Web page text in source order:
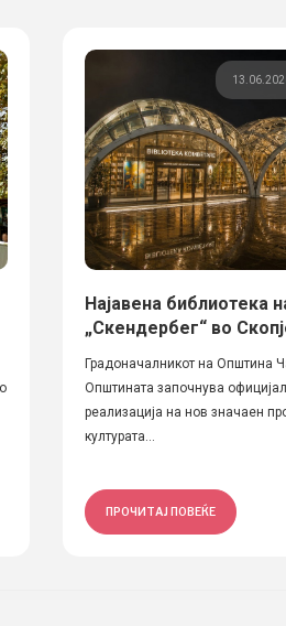
Најавена библиотека
„Скендербег“ во
Градоначалникот на Општина
Општината започнува
реализација на нов значаен
културата...
ПРОЧИТАЈ ПОВЕЌЕ